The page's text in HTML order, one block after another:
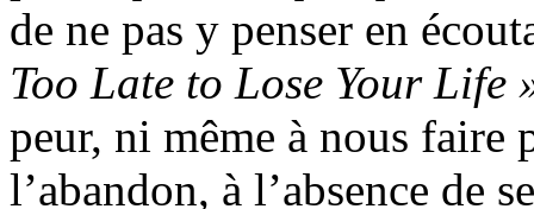
de ne pas y penser en
Too Late to Lose Your Life
peur, ni même à nous faire
l’abandon, à l’absence de